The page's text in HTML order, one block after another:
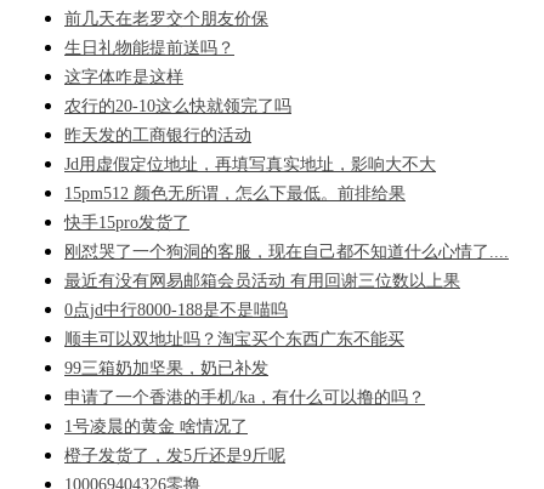
前几天在老罗交个朋友价保
生日礼物能提前送吗？
这字体咋是这样
农行的20-10这么快就领完了吗
昨天发的工商银行的活动
Jd用虚假定位地址，再填写真实地址，影响大不大
15pm512 颜色无所谓，怎么下最低。前排给果
快手15pro发货了
刚怼哭了一个狗洞的客服，现在自己都不知道什么心情了....
最近有没有网易邮箱会员活动 有用回谢三位数以上果
0点jd中行8000-188是不是喵呜
顺丰可以双地址吗？淘宝买个东西广东不能买
99三箱奶加坚果，奶已补发
申请了一个香港的手机/ka，有什么可以撸的吗？
1号凌晨的黄金 啥情况了
橙子发货了，发5斤还是9斤呢
100069404326零撸